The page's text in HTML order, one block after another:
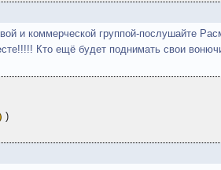
и коммерческой группой-послушайте
Кто ещё будет поднимать свои
)